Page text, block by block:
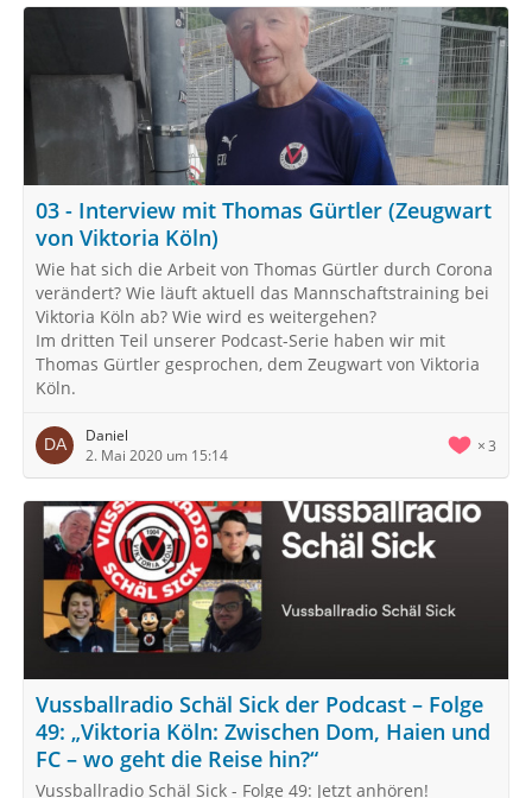
03 - Interview mit Thomas Gürtler (Zeugwart
von Viktoria Köln)
Wie hat sich die Arbeit von Thomas Gürtler durch Corona
verändert? Wie läuft aktuell das Mannschaftstraining bei
Viktoria Köln ab? Wie wird es weitergehen?
Im dritten Teil unserer Podcast-Serie haben wir mit
Thomas Gürtler gesprochen, dem Zeugwart von Viktoria
Köln.
Daniel
2. Mai 2020 um 15:14
3
Vussballradio Schäl Sick der Podcast – Folge
49: „Viktoria Köln: Zwischen Dom, Haien und
FC – wo geht die Reise hin?“
Vussballradio Schäl Sick - Folge 49: Jetzt anhören!